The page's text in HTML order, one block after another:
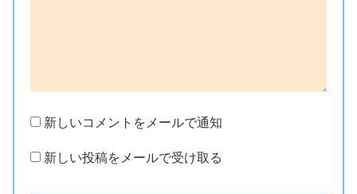
新しいコメントをメールで通知
新しい投稿をメールで受け取る